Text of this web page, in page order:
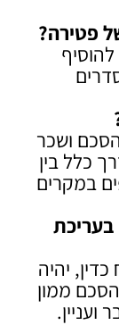
פטירה?
ושכר
כלל בין
במקרים
בעריכת
יהיה
הסכם ממון
ועניין.